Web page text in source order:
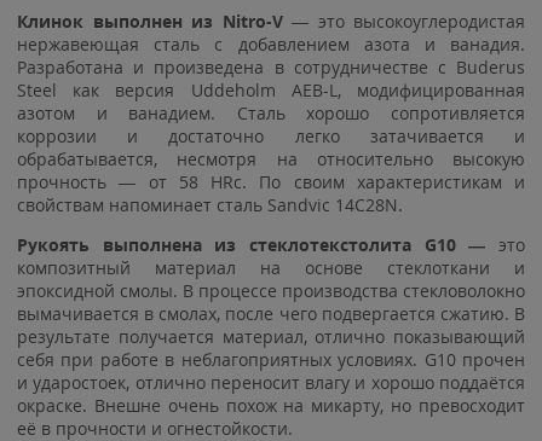
Клинок выполнен из Nitro-V— это высокоуглеродистая
нержавеющая сталь с добавлением азота и ванадия.
Разработана и произведена в сотрудничестве с Buderus
Steel как версия Uddeholm AEB-L, модифицированная
азотом и ванадием. Сталь хорошо сопротивляется
коррозии и достаточно легко затачивается и
обрабатывается, несмотря на относительно высокую
прочность — от 58 HRc. По своим характеристикам и
свойствам напоминает сталь Sandvic 14C28N.
Рукоять выполнена из стеклотекстолита G10 — это
композитный материал на основе стеклоткани и
эпоксидной смолы. В процессе производства стекловолокно
вымачивается в смолах, после чего подвергается сжатию. В
результате получается материал, отлично показывающий
себя при работе в неблагоприятных условиях. G10 прочен
и ударостоек, отлично переносит влагу и хорошо поддаётся
окраске. Внешне очень похож на микарту, но превосходит
её в прочности и огнестойкости.